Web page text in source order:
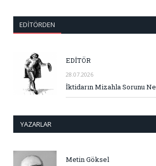
EDITÖRDEN
EDİTÖR
28.07.2026
İktidarın Mizahla Sorunu Ne
YAZARLAR
Metin Göksel